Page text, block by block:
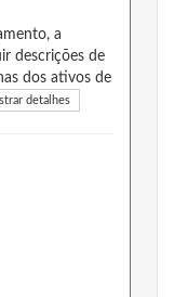
a
descrições de
dos ativos de
detalhes